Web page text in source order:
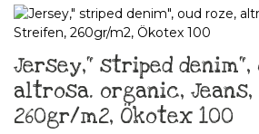
Jersey,“ striped
altrosa. organic,
260gr/m2, Ökotex 100